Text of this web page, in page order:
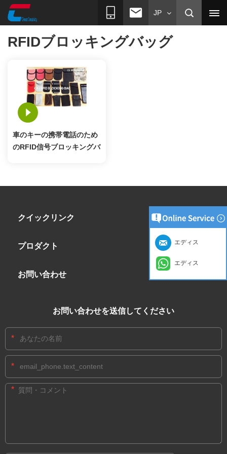
JP
RFIDブロッキングバッグ
車のキーの携帯電話のため
のRFID信号ブロッキングバ
クイックリンク
プロダクト
お問い合わせ
お問い合わせを送信してください
*
*
*
エディス
エディス